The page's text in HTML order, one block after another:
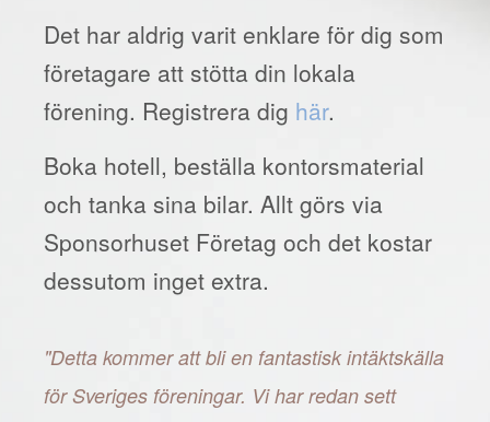
Det har aldrig varit enklare för dig som
företagare att stötta din lokala
förening. Registrera dig här.
Boka hotell, beställa kontorsmaterial
och tanka sina bilar. Allt görs via
Sponsorhuset Företag och det kostar
dessutom inget extra.
"Detta kommer att bli en fantastisk intäktskälla
för Sveriges föreningar. Vi har redan sett